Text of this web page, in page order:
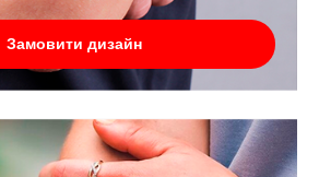
Замовити дизайн